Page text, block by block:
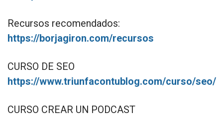
Recursos recomendados:
https://borjagiron.com/recursos
CURSO DE SEO
https://www.triunfacontublog.com/curso/seo/
CURSO CREAR UN PODCAST